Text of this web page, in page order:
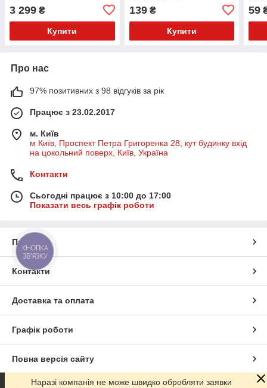
3 299 ₴
Купити
139₴
Купити
59
Про нас
97% позитивних з 98 відгуків за рік
Працює з 23.02.2017
м. Київ
м Київ, Проспект Петра Григоренка 28, кут будинку вхід
на цокольний поверх, Київ, Україна
Контакти
Сьогодні працює з 10:00 до 17:00
Показати весь графік роботи
Про нас
Контакти
Доставка та оплата
Графік роботи
Повна версія сайту
Наразі компанія не може швидко обробляти заявки
КНОПКА
ЗВ'ЯЗКУ